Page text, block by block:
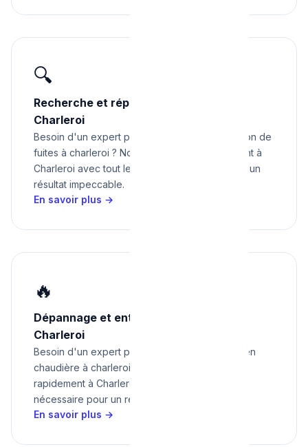
🔍
Recherche et réparation de fuites à
Charleroi
Besoin d'un expert pour recherche et réparation de
fuites à charleroi ? Nous intervenons rapidement à
Charleroi avec tout le matériel nécessaire pour un
résultat impeccable.
En savoir plus →
🔥
Dépannage et entretien chaudière à
Charleroi
Besoin d'un expert pour dépannage et entretien
chaudière à charleroi ? Nous intervenons
rapidement à Charleroi avec tout le matériel
nécessaire pour un résultat impeccable.
En savoir plus →